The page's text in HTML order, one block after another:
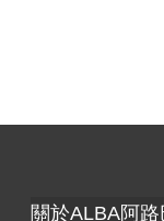
關於ALBA阿